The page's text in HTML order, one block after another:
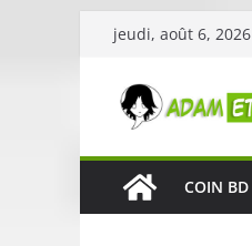
Passer
contenu
jeudi, août 6, 2026
COIN BD